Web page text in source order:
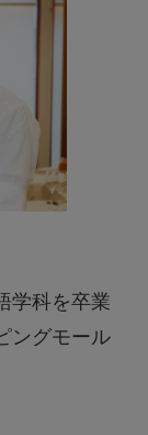
学科を卒業
ングモール